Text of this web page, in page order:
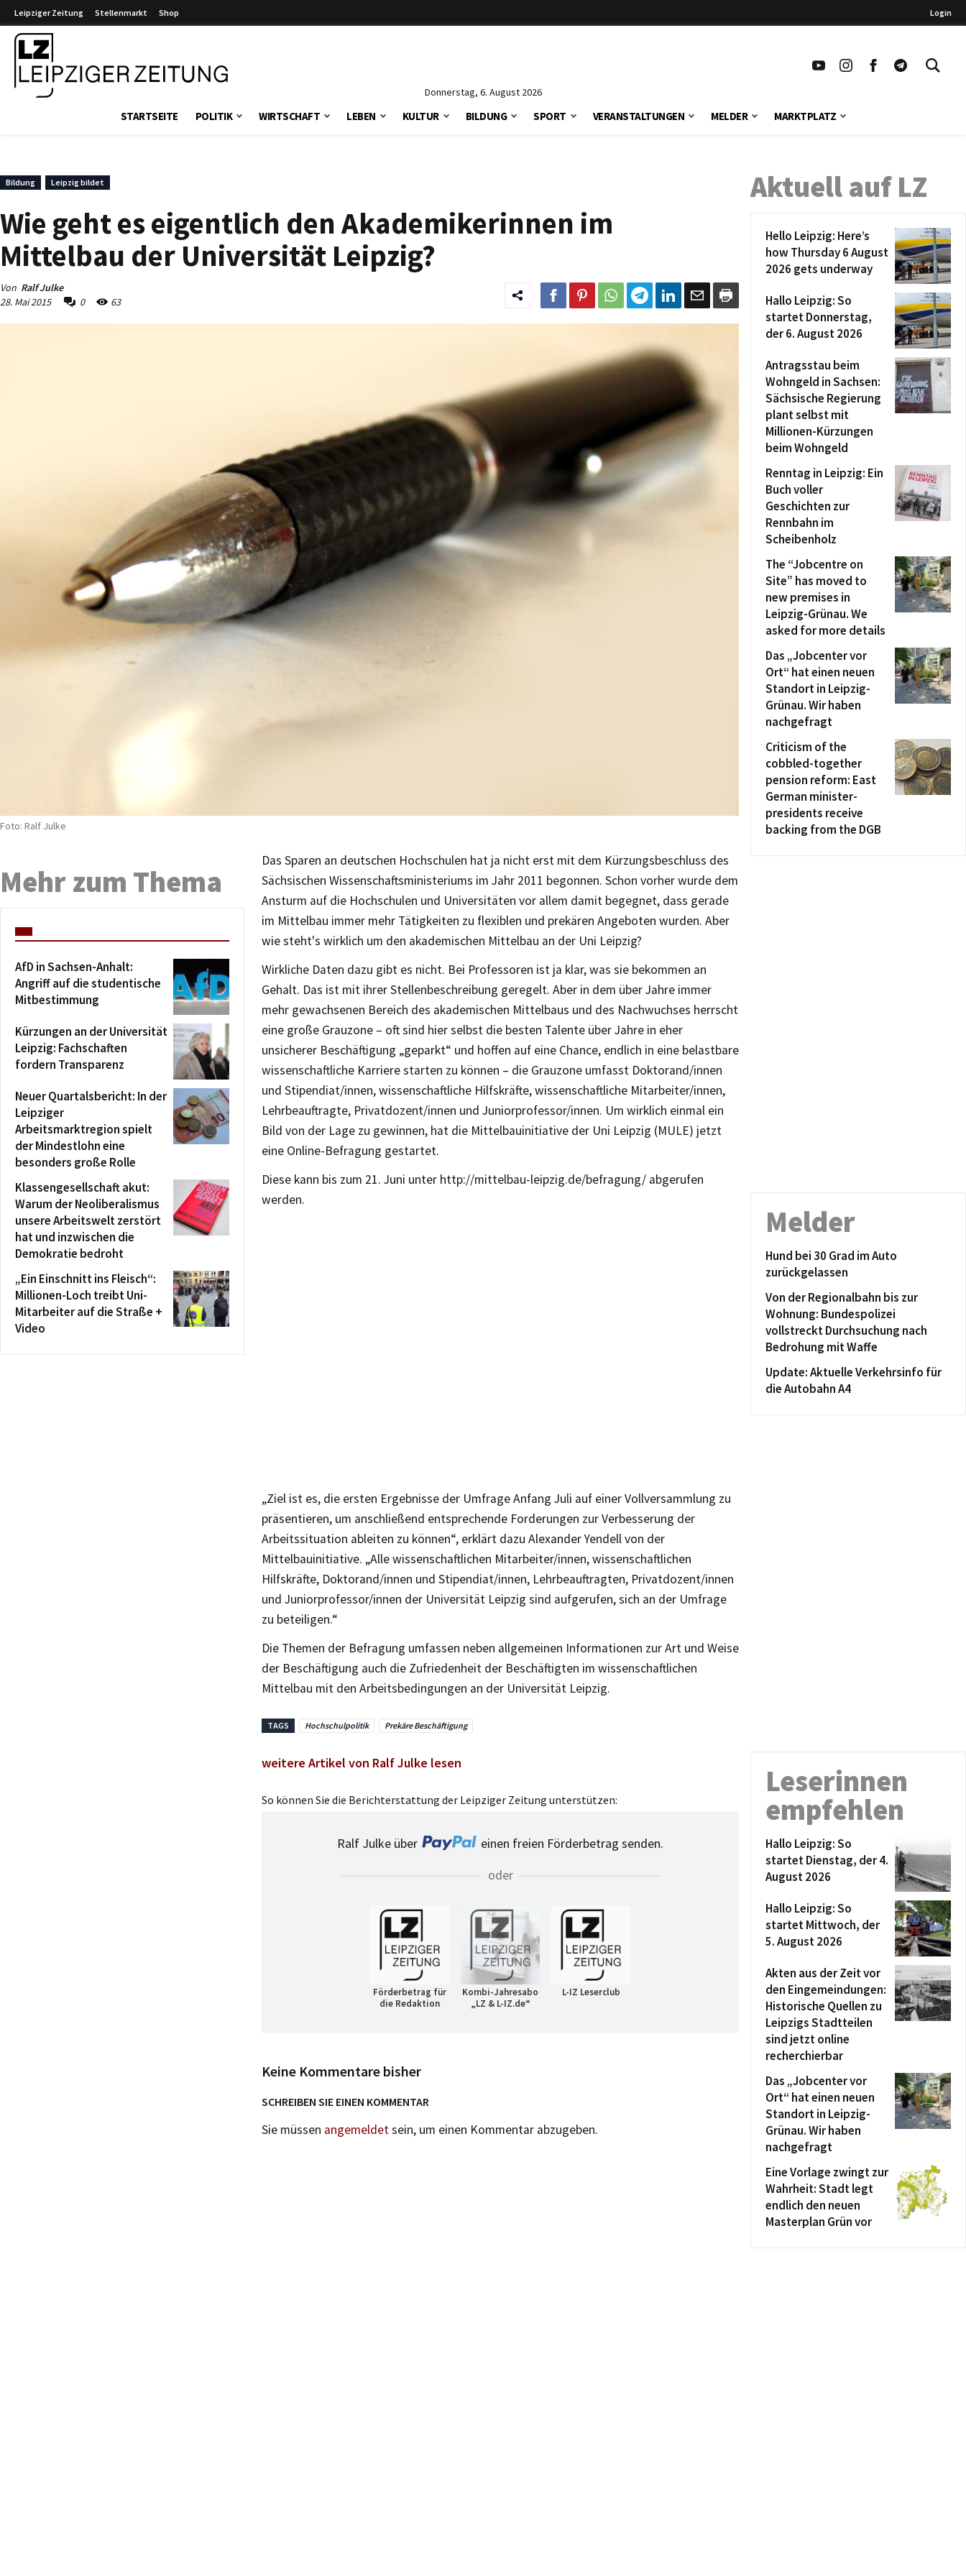
Leipziger Zeitung Stellenmarkt Shop Login
Donnerstag, 6. August 2026
STARTSEITE POLITIK WIRTSCHAFT LEBEN KULTUR BILDUNG SPORT VERANSTALTUNGEN MELDER MARKTPLATZ
Bildung Leipzig bildet
Wie geht es eigentlich den Akademikerinnen im
Mittelbau der Universität Leipzig?
Von Ralf Julke
28. Mai 2015
0 63
Foto: Ralf Julke
Das Sparen an deutschen Hochschulen hat ja nicht erst mit dem Kürzungsbeschluss des
Sächsischen Wissenschaftsministeriums im Jahr 2011 begonnen. Schon vorher wurde dem
Ansturm auf die Hochschulen und Universitäten vor allem damit begegnet, dass gerade
im Mittelbau immer mehr Tätigkeiten zu flexiblen und prekären Angeboten wurden. Aber
wie steht's wirklich um den akademischen Mittelbau an der Uni Leipzig?
Wirkliche Daten dazu gibt es nicht. Bei Professoren ist ja klar, was sie bekommen an
Gehalt. Das ist mit ihrer Stellenbeschreibung geregelt. Aber in dem über Jahre immer
mehr gewachsenen Bereich des akademischen Mittelbaus und des Nachwuchses herrscht
eine große Grauzone – oft sind hier selbst die besten Talente über Jahre in eher
unsicherer Beschäftigung „geparkt“ und hoffen auf eine Chance, endlich in eine belastbare
wissenschaftliche Karriere starten zu können – die Grauzone umfasst Doktorand/innen
und Stipendiat/innen, wissenschaftliche Hilfskräfte, wissenschaftliche Mitarbeiter/innen,
Lehrbeauftragte, Privatdozent/innen und Juniorprofessor/innen. Um wirklich einmal ein
Bild von der Lage zu gewinnen, hat die Mittelbauinitiative der Uni Leipzig (MULE) jetzt
eine Online-Befragung gestartet.
Diese kann bis zum 21. Juni unter http://mittelbau-leipzig.de/befragung/ abgerufen
werden.
„Ziel ist es, die ersten Ergebnisse der Umfrage Anfang Juli auf einer Vollversammlung zu
präsentieren, um anschließend entsprechende Forderungen zur Verbesserung der
Arbeitssituation ableiten zu können“, erklärt dazu Alexander Yendell von der
Mittelbauinitiative. „Alle wissenschaftlichen Mitarbeiter/innen, wissenschaftlichen
Hilfskräfte, Doktorand/innen und Stipendiat/innen, Lehrbeauftragten, Privatdozent/innen
und Juniorprofessor/innen der Universität Leipzig sind aufgerufen, sich an der Umfrage
zu beteiligen.“
Die Themen der Befragung umfassen neben allgemeinen Informationen zur Art und Weise
der Beschäftigung auch die Zufriedenheit der Beschäftigten im wissenschaftlichen
Mittelbau mit den Arbeitsbedingungen an der Universität Leipzig.
TAGS Hochschulpolitik Prekäre Beschäftigung
weitere Artikel von Ralf Julke lesen
So können Sie die Berichterstattung der Leipziger Zeitung unterstützen:
Ralf Julke über
einen freien Förderbetrag senden.
oder
Förderbetrag für
die Redaktion
Kombi-Jahresabo
„LZ & L-IZ.de“
L-IZ Leserclub
Keine Kommentare bisher
SCHREIBEN SIE EINEN KOMMENTAR
Sie müssen angemeldetsein, um einen Kommentar abzugeben.
Mehr zum Thema
AfD in Sachsen-Anhalt:
Angriff auf die studentische
Mitbestimmung
Kürzungen an der Universität
Leipzig: Fachschaften
fordern Transparenz
Neuer Quartalsbericht: In der
Leipziger
Arbeitsmarktregion spielt
der Mindestlohn eine
besonders große Rolle
Klassengesellschaft akut:
Warum der Neoliberalismus
unsere Arbeitswelt zerstört
hat und inzwischen die
Demokratie bedroht
„Ein Einschnitt ins Fleisch“:
Millionen-Loch treibt Uni-
Mitarbeiter auf die Straße +
Video
Aktuell auf LZ
Hello Leipzig: Here’s
how Thursday 6 August
2026 gets underway
Hallo Leipzig: So
startet Donnerstag,
der 6. August 2026
Antragsstau beim
Wohngeld in Sachsen:
Sächsische Regierung
plant selbst mit
Millionen-Kürzungen
beim Wohngeld
Renntag in Leipzig: Ein
Buch voller
Geschichten zur
Rennbahn im
Scheibenholz
The “Jobcentre on
Site” has moved to
new premises in
Leipzig-Grünau. We
asked for more details
Das „Jobcenter vor
Ort“ hat einen neuen
Standort in Leipzig-
Grünau. Wir haben
nachgefragt
Criticism of the
cobbled-together
pension reform: East
German minister-
presidents receive
backing from the DGB
Melder
Hund bei 30 Grad im Auto
zurückgelassen
Von der Regionalbahn bis zur
Wohnung: Bundespolizei
vollstreckt Durchsuchung nach
Bedrohung mit Waffe
Update: Aktuelle Verkehrsinfo für
die Autobahn A4
Leserinnen
empfehlen
Hallo Leipzig: So
startet Dienstag, der 4.
August 2026
Hallo Leipzig: So
startet Mittwoch, der
5. August 2026
Akten aus der Zeit vor
den Eingemeindungen:
Historische Quellen zu
Leipzigs Stadtteilen
sind jetzt online
recherchierbar
Das „Jobcenter vor
Ort“ hat einen neuen
Standort in Leipzig-
Grünau. Wir haben
nachgefragt
Eine Vorlage zwingt zur
Wahrheit: Stadt legt
endlich den neuen
Masterplan Grün vor